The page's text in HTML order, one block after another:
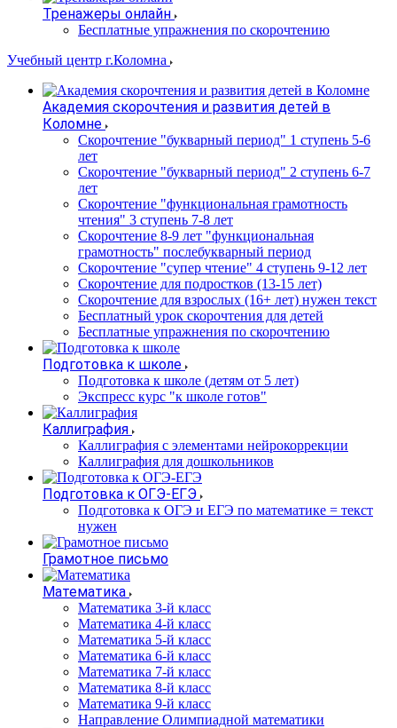
Тренажеры онлайн
Бесплатные упражнения по скорочтению
Учебный центр г.Коломна
Академия скорочтения и развития детей в
Коломне
Скорочтение "букварный период" 1 ступень 5-6
лет
Cкорочтение "букварный период" 2 ступень 6-7
лет
Скорочтение "функциональная грамотность
чтения" 3 ступень 7-8 лет
Скорочтение 8-9 лет "функциональная
грамотность" послебукварный период
Скорочтение "супер чтение" 4 ступень 9-12 лет
Скорочтение для подростков (13-15 лет)
Cкорочтение для взрослых (16+ лет) нужен текст
Бесплатный урок скорочтения для детей
Бесплатные упражнения по скорочтению
Подготовка к школе
Подготовка к школе (детям от 5 лет)
Экспресс курс "к школе готов"
Каллиграфия
Каллиграфия с элементами нейрокоррекции
Каллиграфия для дошкольников
Подготовка к ОГЭ-ЕГЭ
Подготовка к ОГЭ и ЕГЭ по математике = текст
нужен
Грамотное письмо
Математика
Математика 3-й класс
Математика 4-й класс
Математика 5-й класс
Математика 6-й класс
Математика 7-й класс
Математика 8-й класс
Математика 9-й класс
Направление Олимпиадной математики